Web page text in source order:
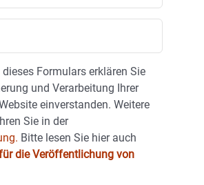
Formulars erklären Sie
und Verarbeitung Ihrer
einverstanden. Weitere
Sie in der
Bitte lesen Sie hier auch
die Veröffentlichung von